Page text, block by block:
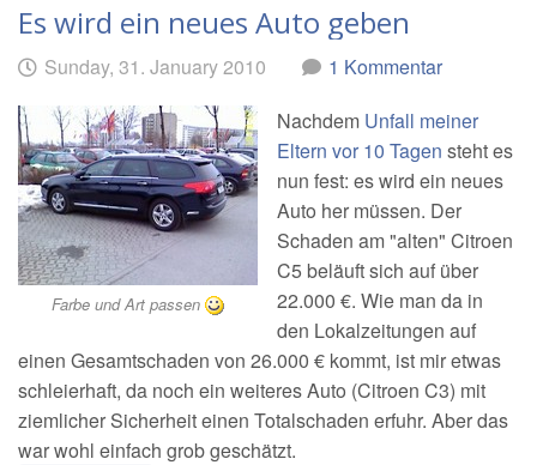
Es wird ein neues Auto geben
Geschrieben
am Sunday, 31. January 2010 1 Kommentar
Farbe und Art passen
Nachdem Unfall meiner
Eltern vor 10 Tagen steht es
nun fest: es wird ein neues
Auto her müssen. Der
Schaden am "alten" Citroen
C5 beläuft sich auf über
22.000 €. Wie man da in
den Lokalzeitungen auf
einen Gesamtschaden von 26.000 € kommt, ist mir etwas
schleierhaft, da noch ein weiteres Auto (Citroen C3) mit
ziemlicher Sicherheit einen Totalschaden erfuhr. Aber das
war wohl einfach grob geschätzt.